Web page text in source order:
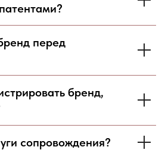
перед
бренд,
сопровождения?